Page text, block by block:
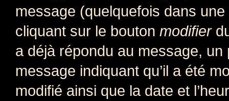
message (quelquefois dans
cliquant sur le bouton modifier
a déjà répondu au message, un
message indiquant qu’il a été
modifié ainsi que la date et